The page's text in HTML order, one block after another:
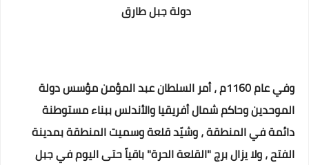
دولة جبل طارق
وفي عام 1160م ، أمر السلطان عبد المؤمن مؤسس دولة
الموحدين وحاكم شمال أفريقيا والأندلس ببناء مستوطنة
دائمة في المنطقة ، وشيّد قلعة وسميت المنطقة بمدينة
الفتح ، ولا يزال برج "القلعة الحرة" باقياً حتى اليوم في جبل